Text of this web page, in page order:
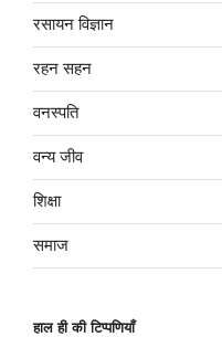
रसायन विज्ञान
रहन सहन
वनस्पति
वन्य जीव
शिक्षा
समाज
हाल ही की टिप्पणियाँ